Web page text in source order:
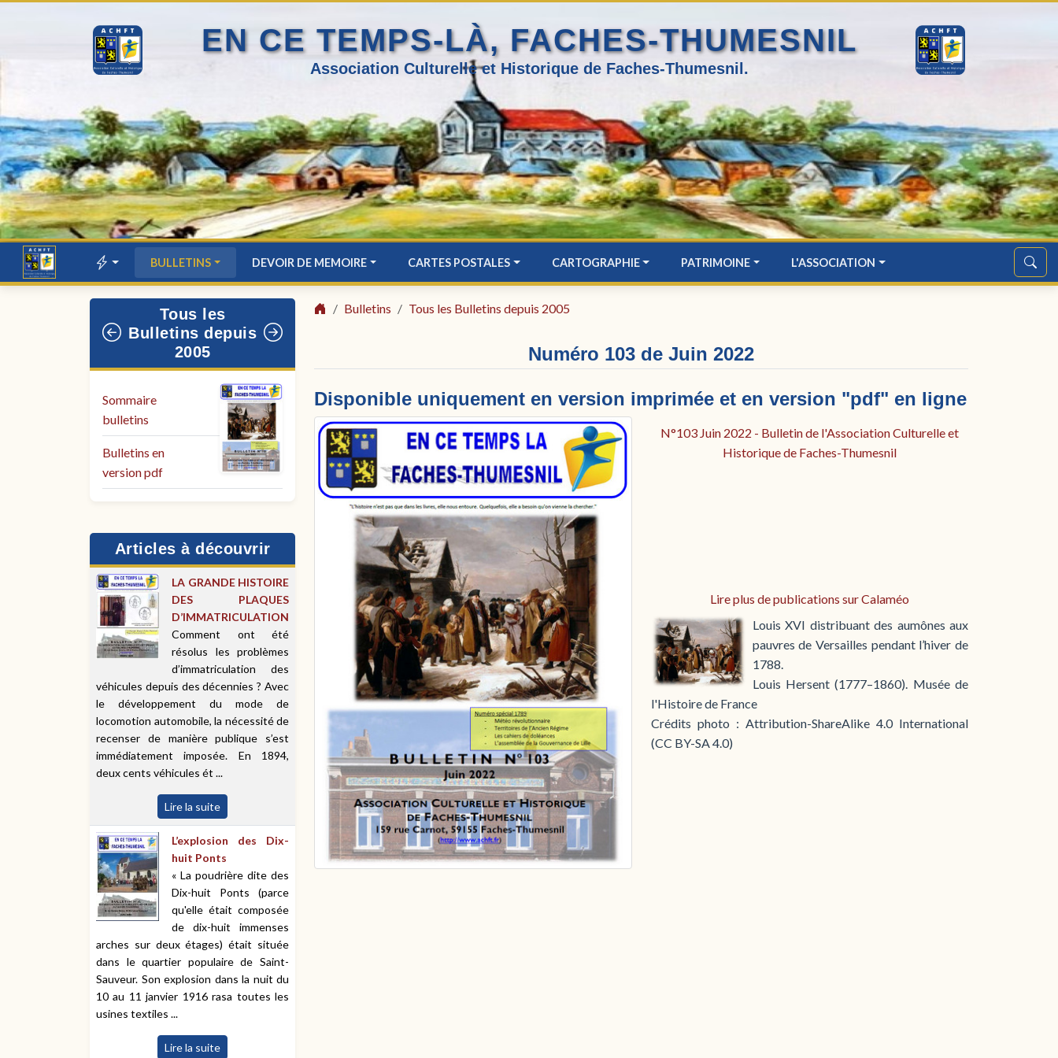
EN CE TEMPS-LÀ, FACHES-THUMESNIL
Association Culturelle et Historique de Faches-Thumesnil.
BULLETINS DEVOIR DE MEMOIRE CARTES POSTALES CARTOGRAPHIE PATRIMOINE L'ASSOCIATION
Tous les
Bulletins depuis
2005
Sommaire
bulletins
Bulletins en
version pdf
Articles à découvrir
LA GRANDE HISTOIRE
DES PLAQUES
D’IMMATRICULATION
Comment ont été
résolus les problèmes
d’immatriculation des
véhicules depuis des décennies ? Avec
le développement du mode de
locomotion automobile, la nécessité de
recenser de manière publique s’est
immédiatement imposée. En 1894,
deux cents véhicules ét ...
Lire la suite
L’explosion des Dix-
huit Ponts
« La poudrière dite des
Dix-huit Ponts (parce
qu'elle était composée
de dix-huit immenses
arches sur deux étages) était située
dans le quartier populaire de Saint-
Sauveur. Son explosion dans la nuit du
10 au 11 janvier 1916 rasa toutes les
usines textiles ...
Lire la suite
Bulletins Tous les Bulletins depuis 2005
Numéro 103 de Juin 2022
Disponible uniquement en version imprimée et en version "pdf" en ligne
N°103 Juin 2022 - Bulletin de l'Association Culturelle et
Historique de Faches-Thumesnil
Lire plus de publications sur Calaméo
Louis XVI distribuant des aumônes aux
pauvres de Versailles pendant l’hiver de
1788.
Louis Hersent (1777–1860). Musée de
l'Histoire de France
Crédits photo : Attribution-ShareAlike 4.0 International
(CC BY-SA 4.0)